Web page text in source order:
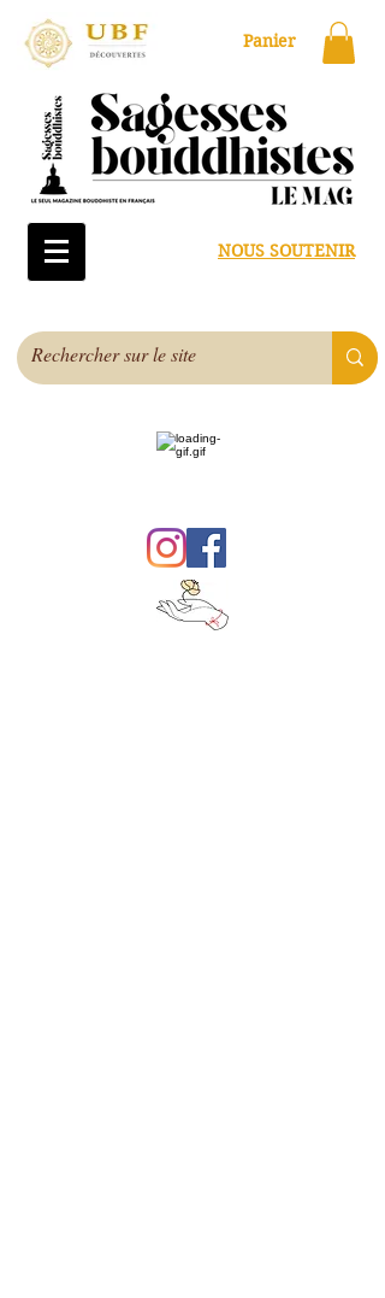
Panier
NOUS SOUTENIR